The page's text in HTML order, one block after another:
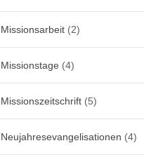
Missionsarbeit (2)
Missionstage (4)
Missionszeitschrift (5)
Neujahresevangelisationen (4)